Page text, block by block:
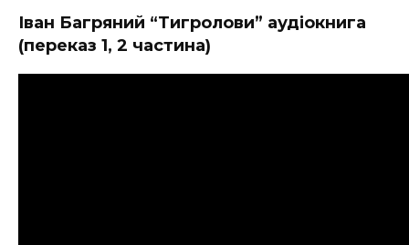
Іван Багряний “Тигролови” аудіокнига
(переказ 1, 2 частина)